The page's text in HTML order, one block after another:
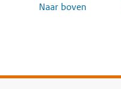
Naar boven